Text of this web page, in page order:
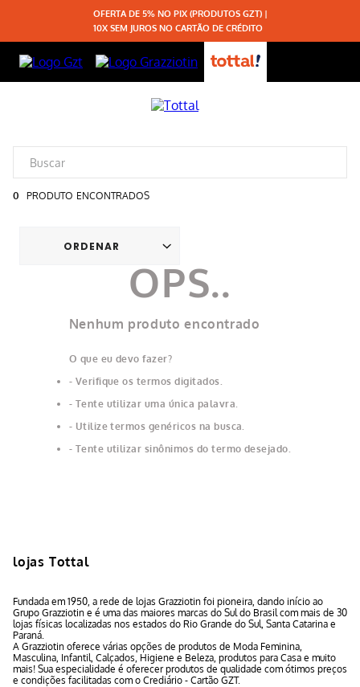
OFERTA DE 5% NO PIX (PRODUTOS GZT) |
10X SEM JUROS NO CARTÃO DE CRÉDITO
0 PRODUTO
Nenhum produto encontrado
O que eu devo fazer?
Verifique os termos digitados.
Tente utilizar uma única palavra.
Utilize termos genéricos na busca.
Tente utilizar sinônimos do termo desejado.
lojas Tottal
Fundada em 1950, a rede de lojas Grazziotin foi pioneira, dando início ao
Grupo Grazziotin e é uma das maiores marcas do Sul do Brasil com mais de 30
lojas físicas localizadas nos estados do Rio Grande do Sul, Santa Catarina e
Paraná.
A Grazziotin oferece várias opções de produtos de Moda Feminina,
Masculina, Infantil, Calçados, Higiene e Beleza, produtos para Casa e muito
mais! Sua especialidade é oferecer produtos de qualidade com ótimos preços
e condições facilitadas com o Crediário - Cartão GZT.